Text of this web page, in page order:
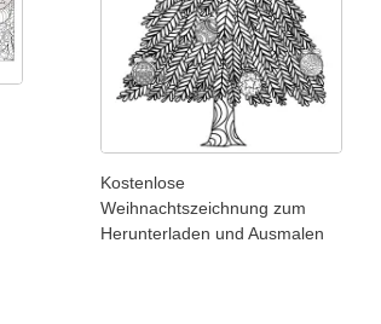
Kostenlose
Weihnachtszeichnung zum
Herunterladen und Ausmalen